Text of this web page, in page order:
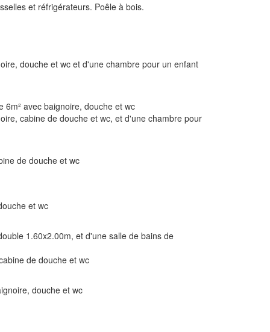
et réfrigérateurs. Poêle à bois.
douche et wc et d'une chambre pour un enfant
6m² avec baignoire, douche et wc
cabine de douche et wc, et d'une chambre pour
de douche et wc
et wc
1.60x2.00m, et d'une salle de bains de
de douche et wc
douche et wc